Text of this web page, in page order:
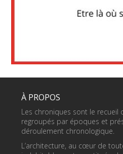
À PROPOS
Les chroniques sont le recueil
regroupés par époques et
déroulement chronologique.
L’architecture, au cœur de